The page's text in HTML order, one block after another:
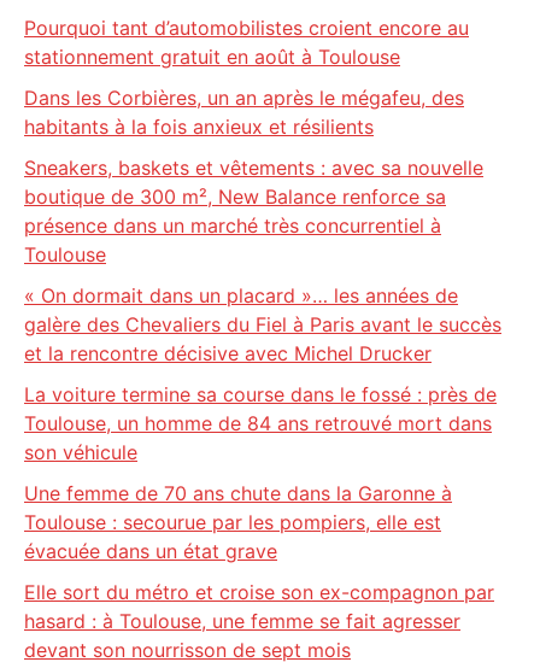
Pourquoi tant d’automobilistes croient encore au
stationnement gratuit en août à Toulouse
Dans les Corbières, un an après le mégafeu, des
habitants à la fois anxieux et résilients
Sneakers, baskets et vêtements : avec sa nouvelle
boutique de 300 m², New Balance renforce sa
présence dans un marché très concurrentiel à
Toulouse
« On dormait dans un placard »… les années de
galère des Chevaliers du Fiel à Paris avant le succès
et la rencontre décisive avec Michel Drucker
La voiture termine sa course dans le fossé : près de
Toulouse, un homme de 84 ans retrouvé mort dans
son véhicule
Une femme de 70 ans chute dans la Garonne à
Toulouse : secourue par les pompiers, elle est
évacuée dans un état grave
Elle sort du métro et croise son ex-compagnon par
hasard : à Toulouse, une femme se fait agresser
devant son nourrisson de sept mois